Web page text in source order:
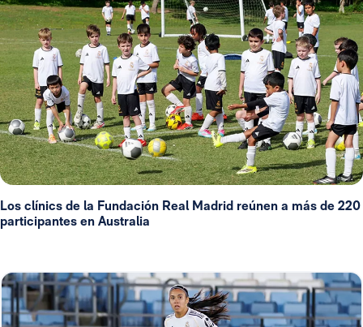
Los clínics de la Fundación Real Madrid reúnen a más de 220
participantes en Australia